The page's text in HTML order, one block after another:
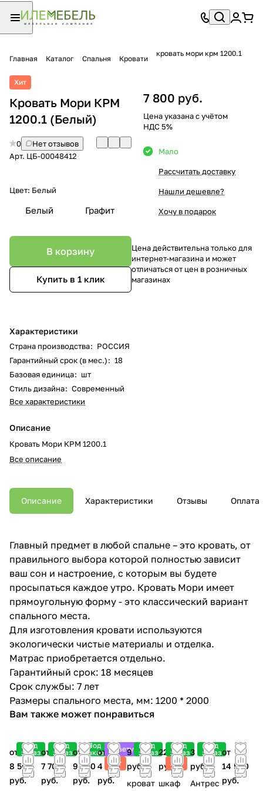
Главная Каталог Спальня Кровати
кровать мори крм 1200.1
Хит
Кровать Мори КРМ
1200.1 (Белый)
0
Нет отзывов
Арт. ЦБ-00048412
Цвет: Белый
Белый Графит
В корзину
Купить в 1 клик
Характеристики
Страна производства: РОССИЯ
Гарантийный срок (в мес.): 18
Базовая единица: шт
Стиль дизайна: Современный
Все характеристики
Описание
Кровать Мори КРМ 1200.1
Все описание
7 800 руб.
Цена указана с учётом
НДС 5%
Мало
Рассчитать доставку
Нашли дешевле?
Хочу в подарок
Цена действительна только для
интернет-магазина и может
отличаться от цен в розничных
магазинах
Описание Характеристики Отзывы Оплата
Главный предмет в любой спальне – это кровать, от
правильного выбора которой полностью зависит
ваш сон и настроение, с которым вы будете
просыпаться каждое утро. Кровать Мори имеет
прямоугольную форму - это классический вариант
спального места.
Для изготовления кровати используются
экологически чистые материалы и отделка.
Матрас приобретается отдельно.
Гарантийный срок: 18 месяцев
Срок службы: 7 лет
Размеры спального места, мм: 1200 * 2000
Вам также может понравиться
Под
заказ
от
8 500
руб.
Под
заказ
от
7 700
руб.
Под
заказ
от
9 200
руб.
Советуем
Хит
от
4 900
руб.
Под
заказ
9 900
руб.
кроват
Под
заказ
Хит
22 100
руб.
шкаф
Под
заказ
3 900
руб.
Антрес
от
14 500
руб.